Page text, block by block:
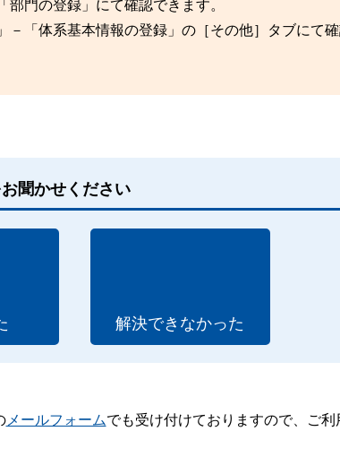
門の登録」にて確認できます。
「体系基本情報の登録」の［その他］タブにて
聞かせください
解決できなかった
メールフォームでも受け付けておりますので、ご利